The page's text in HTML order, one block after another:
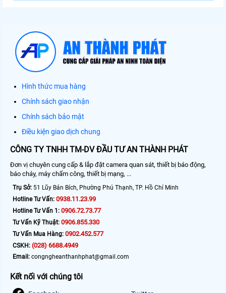
Hình thức mua hàng
Chính sách giao nhận
Chính sách bảo mật
Điều kiện giao dịch chung
CÔNG TY TNHH TM-DV ĐẦU TƯ AN THÀNH PHÁT
Đơn vị chuyên cung cấp & lắp đặt camera quan sát, thiết bị báo động,
báo cháy, máy chấm công, thiết bị mạng, ...
Trụ Sở: 51 Lũy Bán Bích, Phường Phú Thạnh, TP. Hồ Chí Minh
Hotline Tư Vấn: 0938.11.23.99
Hotline Tư Vấn 1: 0906.72.73.77
Tư Vấn Kỹ Thuật: 0906.855.330
Tư Vấn Mua Hàng: 0902.452.577
CSKH: (028) 6688.4949
Email: congngheanthanhphat@gmail.com
Kết nối với chúng tôi